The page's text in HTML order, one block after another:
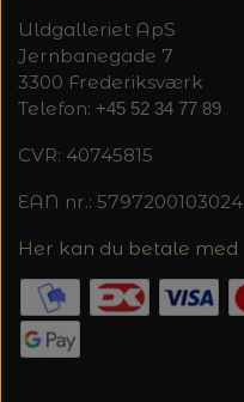
Uldgalleriet ApS
Jernbanegade 7
3300 Frederiksværk
Telefon: +45 52 34 77 89
CVR: 40745815
EAN nr.: 5797200103024
Her kan du betale med